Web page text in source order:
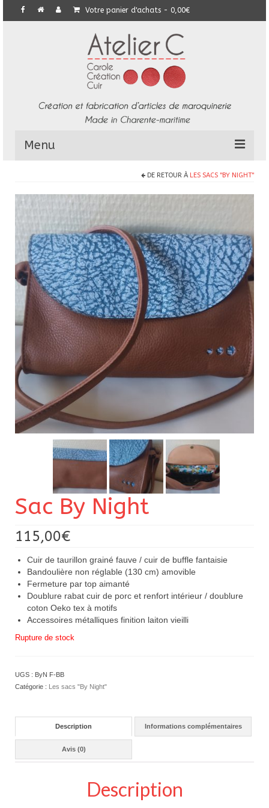
Votre panier d'achats - 0,00€
Menu
Collection
Commandes particulières
E-Boutique
Pour acheter
Contact
DE RETOUR À LES SACS "BY NIGHT"
Sac By Night
115,00€
Cuir de taurillon grainé fauve / cuir de buffle fantaisie
Bandoulière non réglable (130 cm) amovible
Fermeture par top aimanté
Doublure rabat cuir de porc et renfort intérieur / doublure
coton Oeko tex à motifs
Accessoires métalliques finition laiton vieilli
Rupture de stock
UGS : ByN F-BB
Catégorie : Les sacs "By Night"
Description Informations complémentaires
Avis (0)
Description